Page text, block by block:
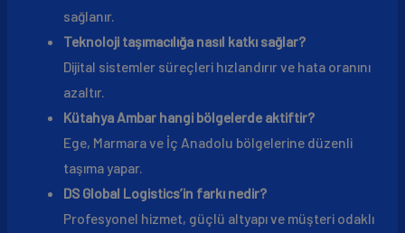
sağlanır.
Teknoloji taşımacılığa nasıl katkı sağlar?
Dijital sistemler süreçleri hızlandırır ve hata oranını
azaltır.
Kütahya Ambar hangi bölgelerde aktiftir?
Ege, Marmara ve İç Anadolu bölgelerine düzenli
taşıma yapar.
DS Global Logistics’in farkı nedir?
Profesyonel hizmet, güçlü altyapı ve müşteri odaklı